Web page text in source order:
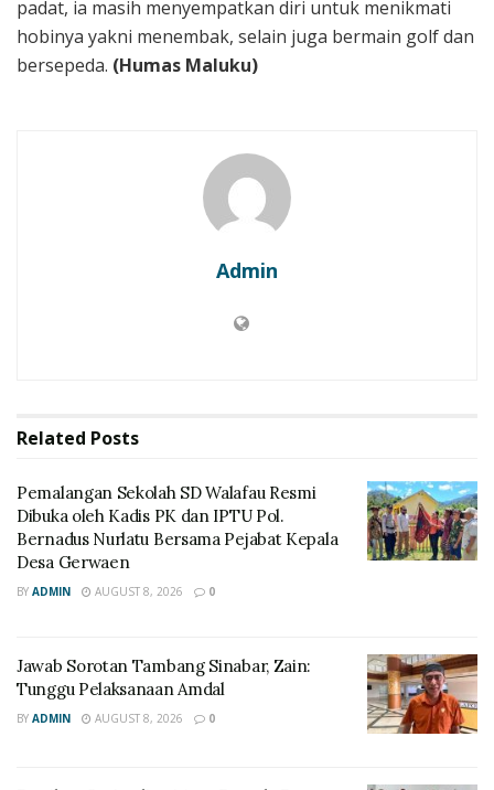
padat, ia masih menyempatkan diri untuk menikmati
hobinya yakni menembak, selain juga bermain golf dan
bersepeda. (Humas Maluku)
Admin
Related Posts
Pemalangan Sekolah SD Walafau Resmi
Dibuka oleh Kadis PK dan IPTU Pol.
Bernadus Nurlatu Bersama Pejabat Kepala
Desa Gerwaen
BY ADMIN AUGUST 8, 2026 0
Jawab Sorotan Tambang Sinabar, Zain:
Tunggu Pelaksanaan Amdal
BY ADMIN AUGUST 8, 2026 0